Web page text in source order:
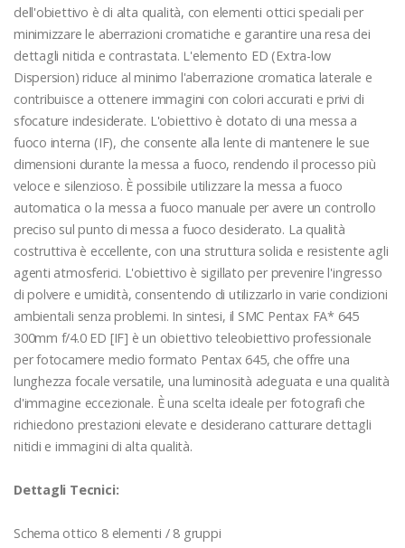
dell'obiettivo è di alta qualità, con elementi ottici speciali per
minimizzare le aberrazioni cromatiche e garantire una resa dei
dettagli nitida e contrastata. L'elemento ED (Extra-low
Dispersion) riduce al minimo l'aberrazione cromatica laterale e
contribuisce a ottenere immagini con colori accurati e privi di
sfocature indesiderate. L'obiettivo è dotato di una messa a
fuoco interna (IF), che consente alla lente di mantenere le sue
dimensioni durante la messa a fuoco, rendendo il processo più
veloce e silenzioso. È possibile utilizzare la messa a fuoco
automatica o la messa a fuoco manuale per avere un controllo
preciso sul punto di messa a fuoco desiderato. La qualità
costruttiva è eccellente, con una struttura solida e resistente agli
agenti atmosferici. L'obiettivo è sigillato per prevenire l'ingresso
di polvere e umidità, consentendo di utilizzarlo in varie condizioni
ambientali senza problemi. In sintesi, il SMC Pentax FA* 645
300mm f/4.0 ED [IF] è un obiettivo teleobiettivo professionale
per fotocamere medio formato Pentax 645, che offre una
lunghezza focale versatile, una luminosità adeguata e una qualità
d'immagine eccezionale. È una scelta ideale per fotografi che
richiedono prestazioni elevate e desiderano catturare dettagli
nitidi e immagini di alta qualità.
Dettagli Tecnici:
Schema ottico 8 elementi / 8 gruppi